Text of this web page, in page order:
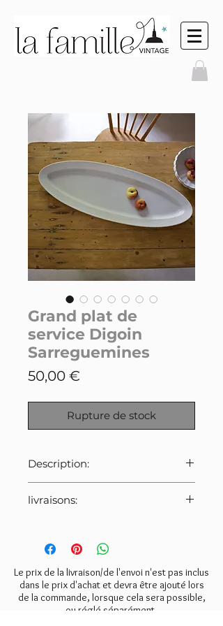
Grand plat de
service Digoin
Sarreguemines
50,00 €
Rupture de stock
Description:
manufacture Digoin
Bon état, quelques traces d'usage
Dimensions: longueur 84cm,
largeur 30cm.
livraisons:
Merci de bien veiller à
sélectionner le tarif indiqué ci-
dessous lors de la commande.
- Collissimo:8€
- Mondial Relay:5€
- Retrait gratuit à l'atelier
Le prix de la livraison/de l'envoi n'est pas inclus
dans le prix d'achat et devra être ajouté lors
de la commande, lorsque cela sera possible,
ou réglé séparément.